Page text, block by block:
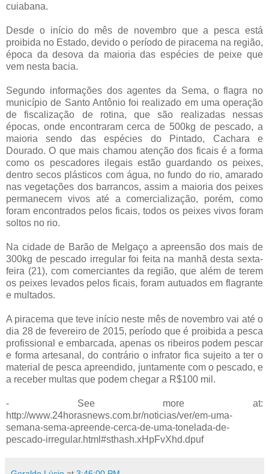
cuiabana.
Desde o início do mês de novembro que a pesca está
proibida no Estado, devido o período de piracema na região,
época da desova da maioria das espécies de peixe que
vem nesta bacia.
Segundo informações dos agentes da Sema, o flagra no
município de Santo Antônio foi realizado em uma operação
de fiscalização de rotina, que são realizadas nessas
épocas, onde encontraram cerca de 500kg de pescado, a
maioria sendo das espécies do Pintado, Cachara e
Dourado. O que mais chamou atenção dos ficais é a forma
como os pescadores ilegais estão guardando os peixes,
dentro secos plásticos com água, no fundo do rio, amarado
nas vegetações dos barrancos, assim a maioria dos peixes
permanecem vivos até a comercialização, porém, como
foram encontrados pelos ficais, todos os peixes vivos foram
soltos no rio.
Na cidade de Barão de Melgaço a apreensão dos mais de
300kg de pescado irregular foi feita na manhã desta sexta-
feira (21), com comerciantes da região, que além de terem
os peixes levados pelos ficais, foram autuados em flagrante
e multados.
A piracema que teve início neste mês de novembro vai até o
dia 28 de fevereiro de 2015, período que é proibida a pesca
profissional e embarcada, apenas os ribeiros podem pescar
e forma artesanal, do contrário o infrator fica sujeito a ter o
material de pesca apreendido, juntamente com o pescado, e
a receber multas que podem chegar a R$100 mil.
- See more at:
http://www.24horasnews.com.br/noticias/ver/em-uma-
semana-sema-apreende-cerca-de-uma-tonelada-de-
pescado-irregular.html#sthash.xHpFvXhd.dpuf